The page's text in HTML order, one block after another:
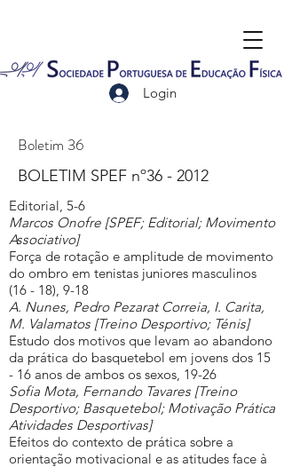
Login
Boletim 36
BOLETIM SPEF nº36 - 2012
Editorial, 5-6
Marcos Onofre [SPEF; Editorial; Movimento
Associativo]
Força de rotação e amplitude de movimento
do ombro em tenistas juniores masculinos
(16 - 18), 9-18
A. Nunes, Pedro Pezarat Correia, I. Carita,
M. Valamatos [Treino Desportivo; Ténis]
Estudo dos motivos que levam ao abandono
da prática do basquetebol em jovens dos 15
- 16 anos de ambos os sexos, 19-26
Sofia Mota, Fernando Tavares [Treino
Desportivo; Basquetebol; Motivação Prática
Atividades Desportivas]
Efeitos do contexto de prática sobre a
orientação motivacional e as atitudes face à